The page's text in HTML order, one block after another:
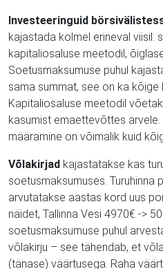
Investeeringuid
kajastada kolmel erineval viisil:
kapitaliosaluse meetodil,
Soetusmaksumuse puhul
sama summat, see on ka kõige
Kapitaliosaluse meetodil
kasumist emaettevõttes arvele.
määramine on võimalik kuid
Võlakirjad kajastatakse kas
soetusmaksumuses. Turuhinna
arvutatakse aastas kord uus
näidet, Tallinna Vesi 4970€ ->
soetusmaksumuse puhul
võlakirju – see tähendab, et
(tänase) väärtusega. Raha